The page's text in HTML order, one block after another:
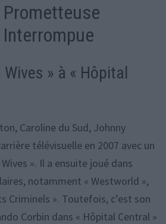
Prometteuse
» à « Hôpital
Caroline du Sud, Johnny
télévisuelle en 2007 avec un
». Il a ensuite joué dans
notamment « Westworld »,
Criminels ». Toutefois, c’est son
Corbin dans « Hôpital Central »